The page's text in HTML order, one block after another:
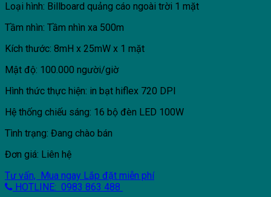
Loại hình: Billboard quảng cáo ngoài trời 1 mặt
Tầm nhìn: Tầm nhìn xa 500m
Kích thước: 8mH x 25mW x 1 mặt
Mật độ: 100.000 người/giờ
Hình thức thực hiện: in bạt hiflex 720 DPI
Hệ thống chiếu sáng: 16 bộ đèn LED 100W
Tình trạng: Đang chào bán
Đơn giá: Liên hệ
Tư vấn, Mua ngay Lắp đặt miễn phí
HOTLINE: 0983 863 488